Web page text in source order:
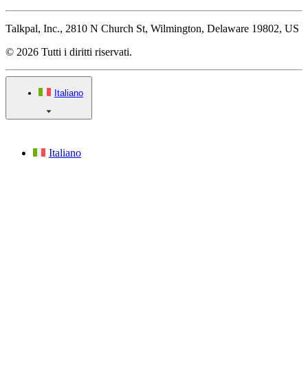
Talkpal, Inc., 2810 N Church St, Wilmington, Delaware 19802, US
© 2026 Tutti i diritti riservati.
Italiano
Italiano